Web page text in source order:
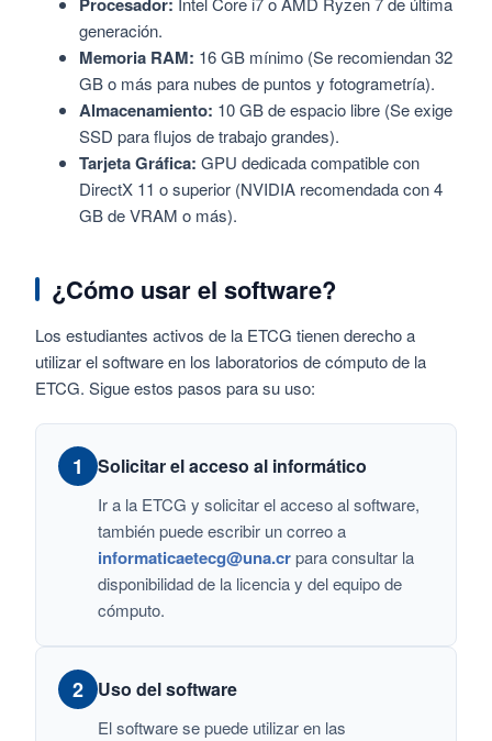
generación.
Memoria RAM: 16 GB mínimo (Se recomiendan 32
GB o más para nubes de puntos y fotogrametría).
Almacenamiento: 10 GB de espacio libre (Se exige
SSD para flujos de trabajo grandes).
Tarjeta Gráfica: GPU dedicada compatible con
DirectX 11 o superior (NVIDIA recomendada con 4
GB de VRAM o más).
¿Cómo usar el software?
Los estudiantes activos de la ETCG tienen derecho a
utilizar el software en los laboratorios de cómputo de la
ETCG. Sigue estos pasos para su uso:
1 Solicitar el acceso al informático
Ir a la ETCG y solicitar el acceso al software,
también puede escribir un correo a
informaticaetecg@una.crpara consultar la
disponibilidad de la licencia y del equipo de
cómputo.
2 Uso del software
El software se puede utilizar en las